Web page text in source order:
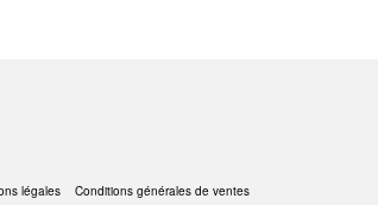
légales Conditions générales de ventes